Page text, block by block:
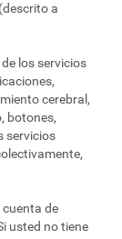
a
los servicios
cerebral,
botones,
servicios
cuenta de
usted no tiene